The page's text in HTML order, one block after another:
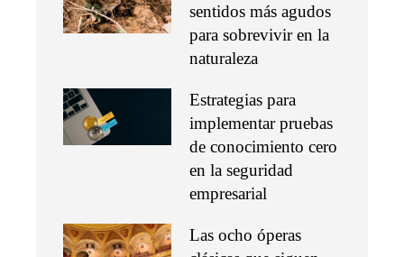
sentidos más agudos
para sobrevivir en la
naturaleza
Estrategias para
implementar pruebas
de conocimiento cero
en la seguridad
empresarial
Las ocho óperas